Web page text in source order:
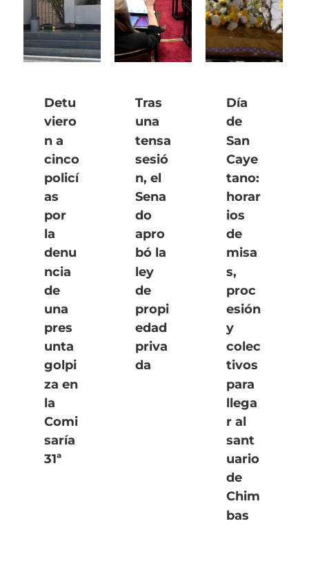
Detu
viero
n a
cinco
policí
as
por
la
denu
ncia
de
una
pres
unta
golpi
za en
la
Comi
saría
31ª
Tras
una
tensa
sesió
n, el
Sena
do
apro
bó la
ley
de
propi
edad
priva
da
Día
de
San
Caye
tano:
horar
ios
de
misa
s,
proc
esión
y
colec
tivos
para
llega
r al
sant
uario
de
Chim
bas